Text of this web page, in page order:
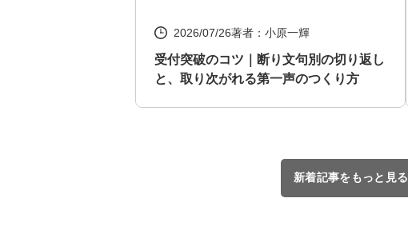
2026/07/26著者：小原一輝
受付突破のコツ｜断り文句別の切り返し
と、取り次がれる第一声のつくり方
新着記事をもっと見る